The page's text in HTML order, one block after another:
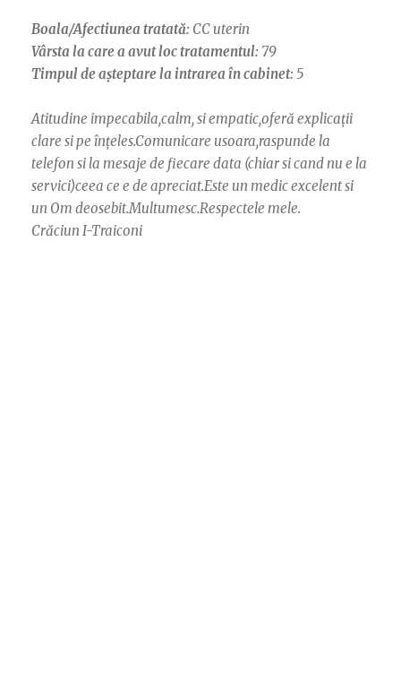
Boala/Afectiunea tratată: CC uterin
Vârsta la care a avut loc tratamentul: 79
Timpul de așteptare la intrarea în cabinet: 5
Atitudine impecabila,calm, si empatic,oferă explicații
clare si pe înțeles.Comunicare usoara,raspunde la
telefon si la mesaje de fiecare data (chiar si cand nu e la
servici)ceea ce e de apreciat.Este un medic excelent si
un Om deosebit.Multumesc.Respectele mele.
Crăciun I-Traiconi